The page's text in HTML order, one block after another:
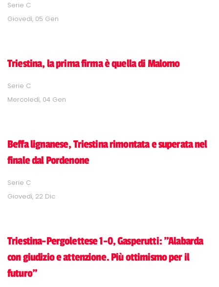
Serie C
Giovedì, 05 Gen
Triestina, la prima firma è quella di Malomo
Serie C
Mercoledì, 04 Gen
Beffa lignanese, Triestina rimontata e superata nel
finale dal Pordenone
Serie C
Giovedì, 22 Dic
Triestina-Pergolettese 1-0, Gasperutti: "Alabarda
con giudizio e attenzione. Più ottimismo per il
futuro"